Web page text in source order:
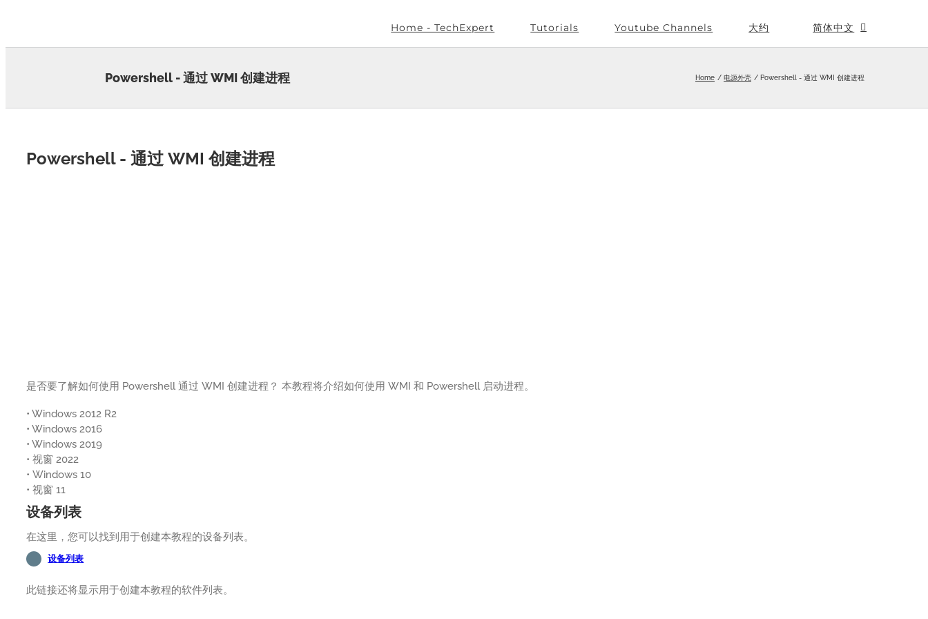
Home - TechExpert Tutorials Youtube Channels 大约 简体中文
Powershell - 通过 WMI 创建进程 Home 电源外壳 Powershell - 通过 WMI 创建进程
Powershell - 通过 WMI 创建进程
是否要了解如何使用 Powershell 通过 WMI 创建进程？ 本教程将介绍如何使用 WMI 和 Powershell 启动进程。
• Windows 2012 R2
• Windows 2016
• Windows 2019
• 视窗 2022
• Windows 10
• 视窗 11
设备列表
在这里，您可以找到用于创建本教程的设备列表。
设备列表
此链接还将显示用于创建本教程的软件列表。